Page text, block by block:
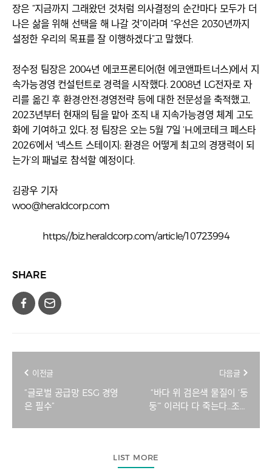
장은 “지금까지 그래왔던 것처럼 의사결정의 순간마다 모두가 더
나은 삶을 위해 선택을 해 나갈 것”이라며 “우선은 2030년까지
설정한 우리의 목표를 잘 이행하겠다”고 말했다.
정수정 팀장은 2004년 에코프론티어(현 에코앤파트너스)에서 지
속가능경영 컨설턴트로 경력을 시작했다. 2008년 LG전자로 자
리를 옮긴 후 환경·안전·경영전략 등에 대한 전문성을 축적했고,
2023년부터 현재의 팀을 맡아 조직 내 지속가능경영 체계 고도
화에 기여하고 있다. 정 팀장은 오는 5월 7일 ‘H.에코테크 페스타
2026’에서 ‘넥스트 스테이지: 환경은 어떻게 최고의 경쟁력이 되
는가’의 패널로 참석할 예정이다.
김광우 기자
woo@heraldcorp.com
https://biz.heraldcorp.com/article/10723994
SHARE
이전글
“글로벌 공급망 ESG 경영
은 필수”
다음글
“바다 위 검은색 물질이 ‘둥
둥’” 이러다 다 죽는다…조용
LIST MORE